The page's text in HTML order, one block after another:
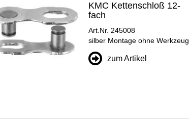
KMC Kettenschloß 12-
fach
Art.Nr. 245008
silber Montage ohne Werkzeug
zum Artikel